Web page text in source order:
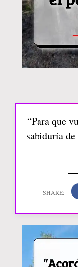
“Para que
sabiduría